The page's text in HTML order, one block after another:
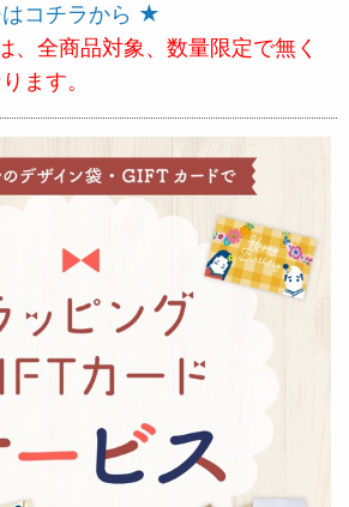
コチラから ★
、全商品対象、数量限定で無く
ます。